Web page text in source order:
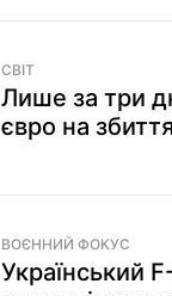
СВІТ
Лише за три
євро на
ВОЄННИЙ ФОКУС
Український